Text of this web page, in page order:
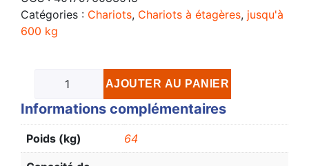
Catégories : Chariots, Chariots à étagères, jusqu'à
600 kg
AJOUTER AU PANIER
Informations complémentaires
Poids (kg) 64